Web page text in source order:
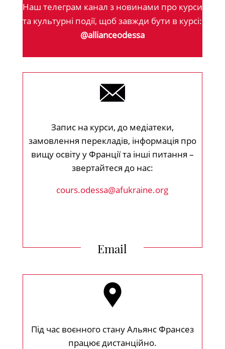
Наш телеграм канал з новинами про курси
та культурні події, щоб завжди бути в курсі:
@allianceodessa
Запис на курси, до медіатеки,
замовлення перекладів, інформація про
вищу освіту у Франції та інші питання –
звертайтеся до нас:
cours.odessa@afukraine.org
Email
Під час воєнного стану Альянс Франсез
працює дистанційно.